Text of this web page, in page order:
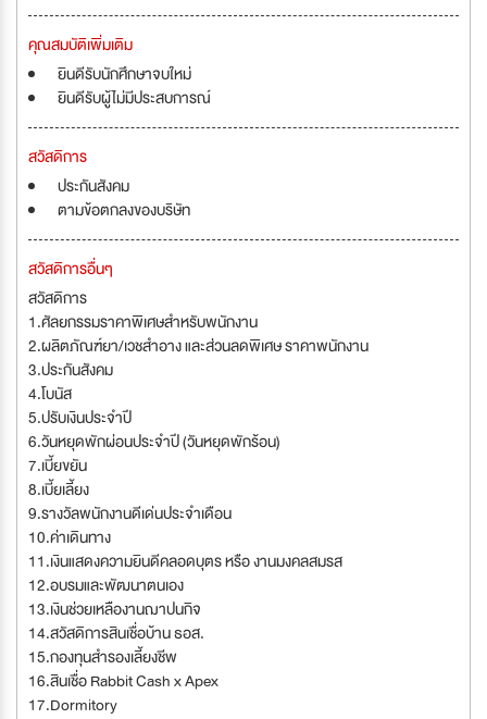
คุณสมบัติเพิ่มเติม
ยินดีรับนักศึกษาจบใหม่
ยินดีรับผู้ไม่มีประสบการณ์
สวัสดิการ
ประกันสังคม
ตามข้อตกลงของบริษัท
สวัสดิการอื่นๆ
สวัสดิการ
1.ศัลยกรรมราคาพิเศษสำหรับพนักงาน
2.ผลิตภัณฑ์ยา/เวชสำอาง และส่วนลดพิเศษ ราคาพนักงาน
3.ประกันสังคม
4.โบนัส
5.ปรับเงินประจำปี
6.วันหยุดพักผ่อนประจำปี (วันหยุดพักร้อน)
7.เบี้ยขยัน
8.เบี้ยเลี้ยง
9.รางวัลพนักงานดีเด่นประจำเดือน
10.ค่าเดินทาง
11.เงินแสดงความยินดีคลอดบุตร หรือ งานมงคลสมรส
12.อบรมและพัฒนาตนเอง
13.เงินช่วยเหลืองานฌาปนกิจ
14.สวัสดิการสินเชื่อบ้าน ธอส.
15.กองทุนสำรองเลี้ยงชีพ
16.สินเชื่อ Rabbit Cash x Apex
17.Dormitory